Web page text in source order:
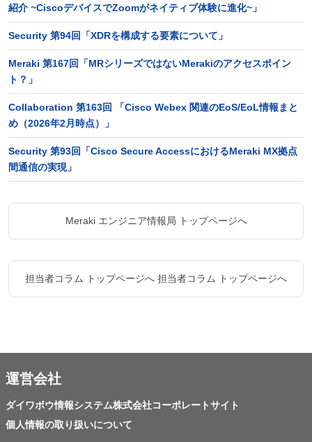
紹介 ~CiscoデバイスでZoomがネイティブ体験に進化~」
Security 第94回「XDRを構成する要素について」
Meraki 第167回「MRシリーズではないMerakiのアクセスポイン
ト？」
Collaboration 第163回 「Cisco Webex 関連のEoS/EoL情報まと
め（2026年2月時点）」
Security 第93回「Cisco Secure AccessにおけるMeraki MX拠点
間通信の実現」
Meraki エンジニア情報局 トップページへ
担当者コラム トップページへ 担当者コラム トップページへ
運営会社
ダイワボウ情報システム株式会社コーポレートサイト
個人情報の取り扱いについて